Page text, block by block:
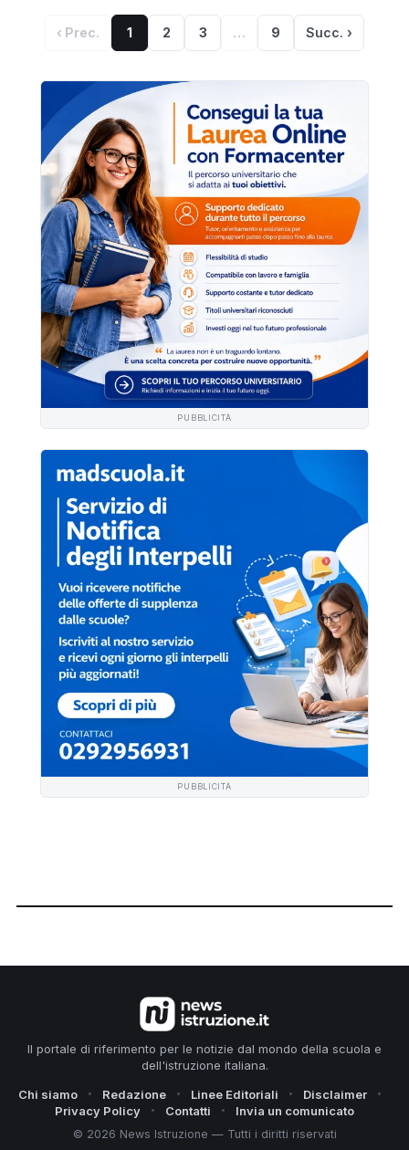
‹ Prec. 1 2 3 … 9 Succ. ›
PUBBLICITÀ
PUBBLICITÀ
Il portale di riferimento per le notizie dal mondo della scuola e
dell'istruzione italiana.
Chi siamo
Redazione Linee Editoriali
Disclaimer
Privacy Policy
Contatti Invia un comunicato
© 2026 News Istruzione — Tutti i diritti riservati